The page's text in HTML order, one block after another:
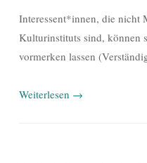
Interessent*innen, die nicht
Kulturinstituts sind, können
vormerken lassen
Weiterlesen →